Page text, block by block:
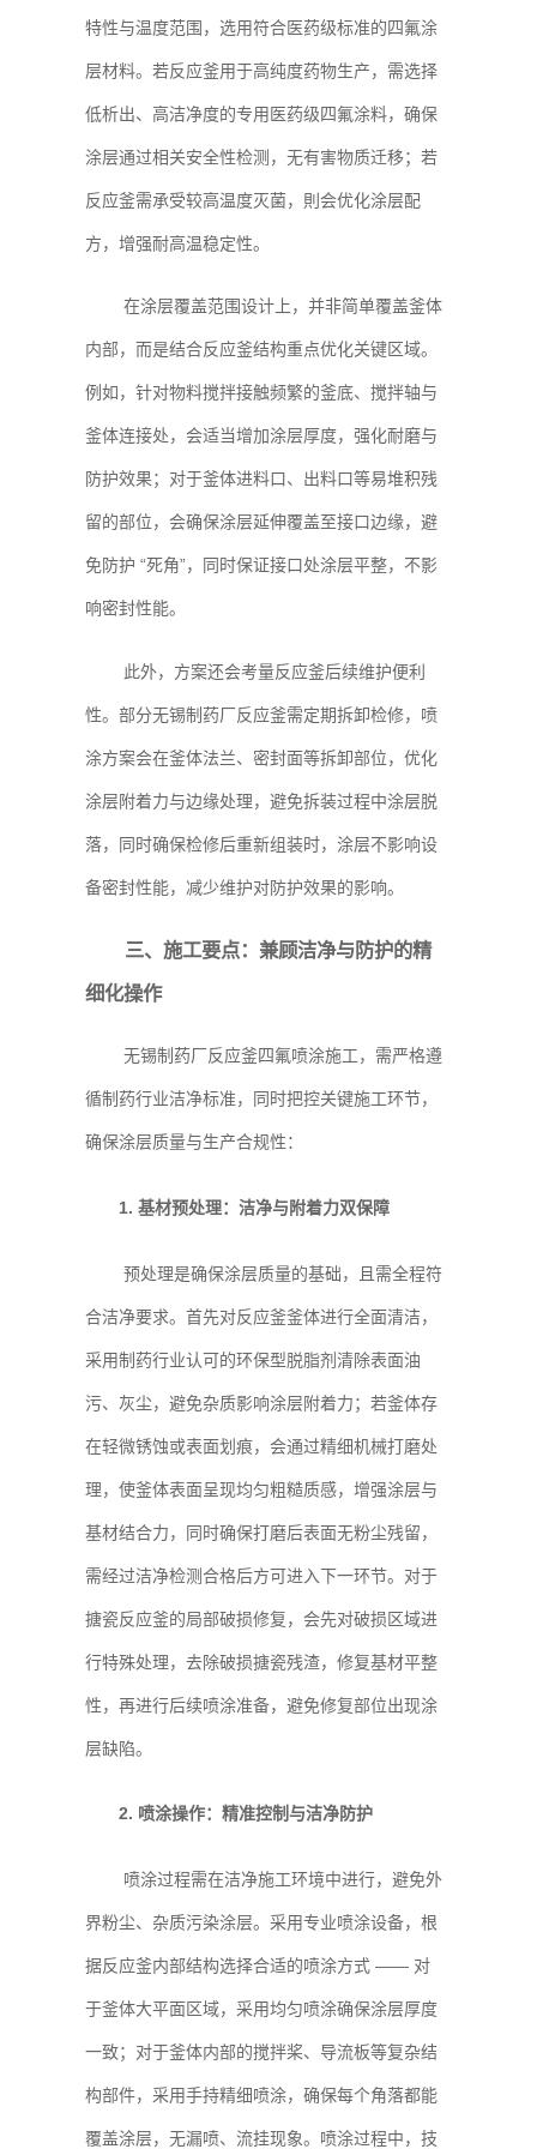
特性与温度范围，选用符合医药级标准的四氟涂
层材料。若反应釜用于高纯度药物生产，需选择
低析出、高洁净度的专用医药级四氟涂料，确保
涂层通过相关安全性检测，无有害物质迁移；若
反应釜需承受较高温度灭菌，則会优化涂层配
方，增强耐高温稳定性。
在涂层覆盖范围设计上，并非简单覆盖釜体
内部，而是结合反应釜结构重点优化关键区域。
例如，针对物料搅拌接触频繁的釜底、搅拌轴与
釜体连接处，会适当增加涂层厚度，强化耐磨与
防护效果；对于釜体进料口、出料口等易堆积残
留的部位，会确保涂层延伸覆盖至接口边缘，避
免防护 “死角”，同时保证接口处涂层平整，不影
响密封性能。
此外，方案还会考量反应釜后续维护便利
性。部分无锡制药厂反应釜需定期拆卸检修，喷
涂方案会在釜体法兰、密封面等拆卸部位，优化
涂层附着力与边缘处理，避免拆装过程中涂层脱
落，同时确保检修后重新组装时，涂层不影响设
备密封性能，减少维护对防护效果的影响。
三、施工要点：兼顾洁净与防护的精
细化操作
无锡制药厂反应釜四氟喷涂施工，需严格遵
循制药行业洁净标准，同时把控关键施工环节，
确保涂层质量与生产合规性：
1. 基材预处理：洁净与附着力双保障
预处理是确保涂层质量的基础，且需全程符
合洁净要求。首先对反应釜釜体进行全面清洁，
采用制药行业认可的环保型脱脂剂清除表面油
污、灰尘，避免杂质影响涂层附着力；若釜体存
在轻微锈蚀或表面划痕，会通过精细机械打磨处
理，使釜体表面呈现均匀粗糙质感，增强涂层与
基材结合力，同时确保打磨后表面无粉尘残留，
需经过洁净检测合格后方可进入下一环节。对于
搪瓷反应釜的局部破损修复，会先对破损区域进
行特殊处理，去除破损搪瓷残渣，修复基材平整
性，再进行后续喷涂准备，避免修复部位出现涂
层缺陷。
2. 喷涂操作：精准控制与洁净防护
喷涂过程需在洁净施工环境中进行，避免外
界粉尘、杂质污染涂层。采用专业喷涂设备，根
据反应釜内部结构选择合适的喷涂方式 —— 对
于釜体大平面区域，采用均匀喷涂确保涂层厚度
一致；对于釜体内部的搅拌桨、导流板等复杂结
构部件，采用手持精细喷涂，确保每个角落都能
覆盖涂层，无漏喷、流挂现象。喷涂过程中，技